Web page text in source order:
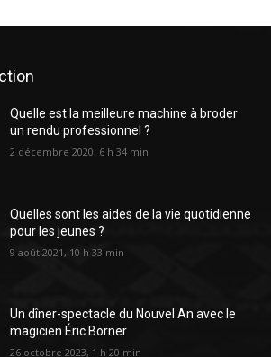
Quelle est la meilleure machine à broder
un rendu professionnel ?
2 décembre 2020, 6 h 34 min
Quelles sont les aides de la vie quotidienne
pour les jeunes ?
9 août 2021, 10 h 33 min
Un dîner-spectacle du Nouvel An avec le
magicien Éric Borner
26 octobre 2023, 1 h 20 min